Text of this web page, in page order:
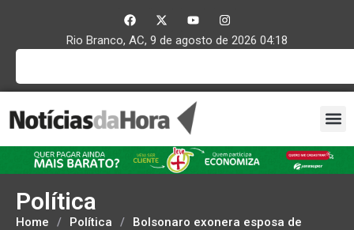
Rio Branco, AC, 9 de agosto de 2026 04:18
Política
Home / Política /
Bolsonaro exonera esposa de